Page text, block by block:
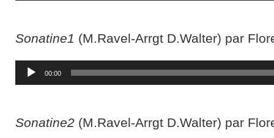
Sonatine1 (M.Ravel-Arrgt D.Walter) par
Lecteur
audio
00:00
Sonatine2 (M.Ravel-Arrgt D.Walter) par